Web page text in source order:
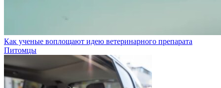
Как ученые воплощают идею ветеринарного препарата
Питомцы